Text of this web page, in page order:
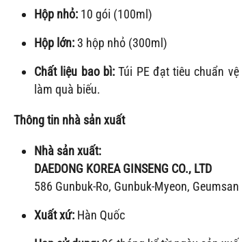
Hộp nhỏ: 10 gói (100ml)
Hộp lớn: 3 hộp nhỏ (300ml)
Chất liệu bao bì:Túi PE đạt tiêu chuẩn
làm quà biếu.
Thông tin nhà sản xuất
Nhà sản xuất:
DAEDONG KOREA GINSENG CO., LTD
586 Gunbuk-Ro, Gunbuk-Myeon,
Xuất xứ: Hàn Quốc